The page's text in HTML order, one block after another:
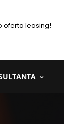
oferta leasing!